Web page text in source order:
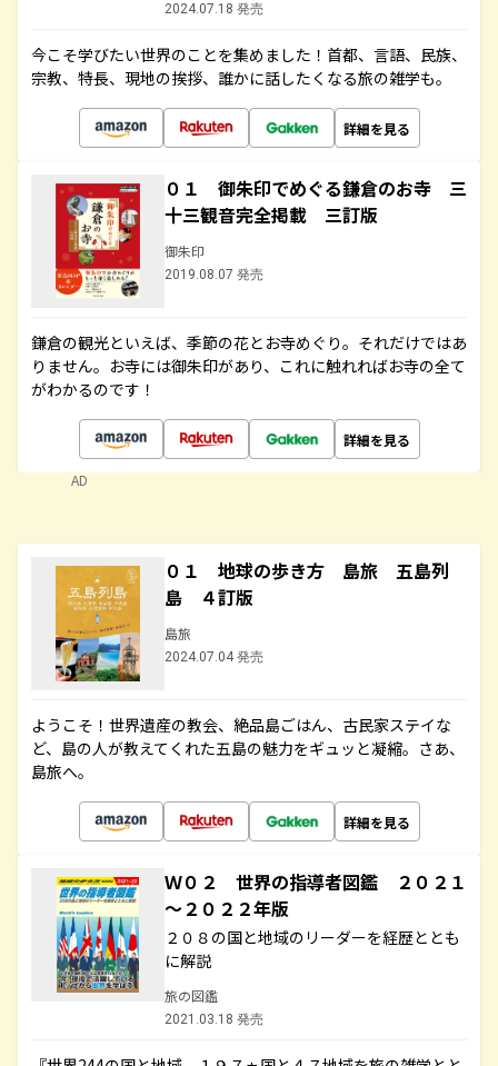
2024.07.18 発売
今こそ学びたい世界のことを集めました！首都、言語、民族、
宗教、特長、現地の挨拶、誰かに話したくなる旅の雑学も。
詳細を見る
０１ 御朱印でめぐる鎌倉のお寺 三
十三観音完全掲載 三訂版
御朱印
2019.08.07 発売
鎌倉の観光といえば、季節の花とお寺めぐり。それだけではあ
りません。お寺には御朱印があり、これに触れればお寺の全て
がわかるのです！
詳細を見る
AD
０１ 地球の歩き方 島旅 五島列
島 ４訂版
島旅
2024.07.04 発売
ようこそ！世界遺産の教会、絶品島ごはん、古民家ステイな
ど、島の人が教えてくれた五島の魅力をギュッと凝縮。さあ、
島旅へ。
詳細を見る
Ｗ０２ 世界の指導者図鑑 ２０２１
～２０２２年版
２０８の国と地域のリーダーを経歴ととも
に解説
旅の図鑑
2021.03.18 発売